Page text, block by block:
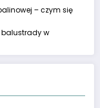
– czym się
balustrady w